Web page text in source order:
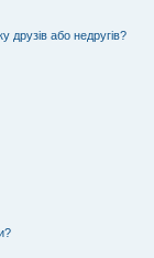
друзів або недругів?